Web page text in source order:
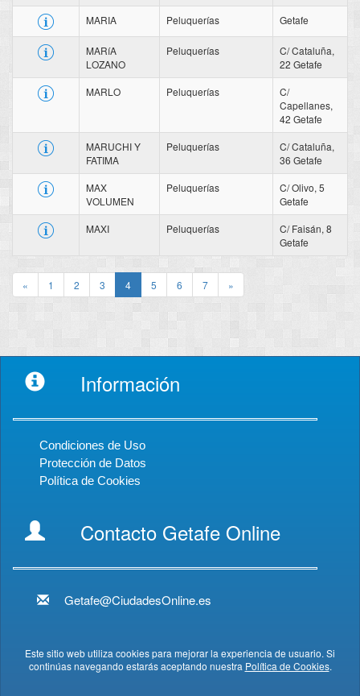
MARIA
Peluquerías Getafe
MARíA
LOZANO
Peluquerías
C/ Cataluña,
22 Getafe
MARLO
Peluquerías
C/
Capellanes,
42 Getafe
MARUCHI Y
FATIMA
Peluquerías
C/ Cataluña,
36 Getafe
MAX
VOLUMEN
Peluquerías
C/ Olivo, 5
Getafe
MAXI
Peluquerías
C/ Faisán, 8
Getafe
« 1 2 3 4 5 6 7 »
Información
Condiciones de Uso
Protección de Datos
Política de Cookies
Contacto Getafe Online
Getafe@CiudadesOnline.es
Este sitio web utiliza cookies para mejorar la experiencia de usuario. Si
continúas navegando estarás aceptando nuestra Política de Cookies.